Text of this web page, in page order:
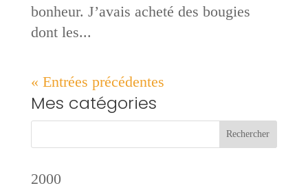
bonheur. J’avais acheté des bougies
dont les...
« Entrées précédentes
Mes catégories
2000